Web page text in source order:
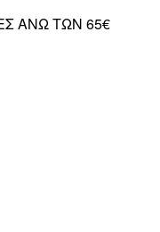
ΑΝΩ ΤΩΝ 65€